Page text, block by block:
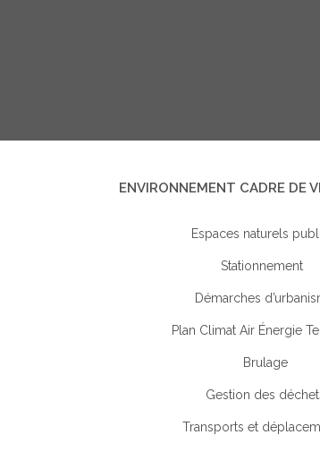
ENVIRONNEMENT CADRE DE
Espaces naturels
Stationnement
Démarches
Plan Climat Air Énergie
Brulage
Gestion des
Transports et